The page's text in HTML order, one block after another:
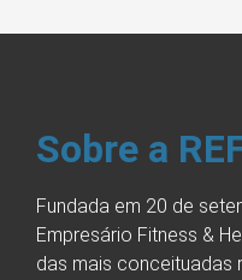
Sobre a
Fundada em 20 de
Empresário Fitness &
das mais conceituadas